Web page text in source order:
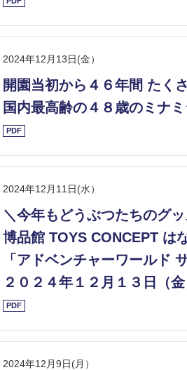
2024年12月13日(金）
開園当初から４６年間 たく
国内最高齢の４８歳のミナ
PDF
2024年12月11日(水）
＼今年もどうぶつたちのグ
博品館 TOYS CONCEPT は
「アドベンチャーワールド
２０２４年１２月１３日（
PDF
2024年12月9日(月）